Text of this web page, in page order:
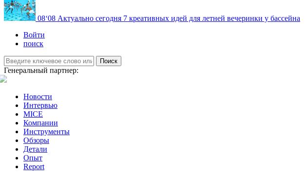
08‘08 Актуально сегодня 7 креативных идей для летней вечеринки у бассейна
Войти
поиск
Поиск
Генеральный партнер:
Новости
Интервью
MICE
Компании
Инструменты
Обзоры
Детали
Опыт
Report